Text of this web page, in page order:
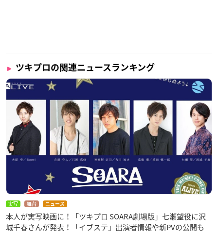
ツキプロの関連ニュースランキング
実写 舞台 ニュース
本人が実写映画に！「ツキプロ SOARA劇場版」七瀬望役に沢
城千春さんが発表！「イブステ」出演者情報や新PVの公開も